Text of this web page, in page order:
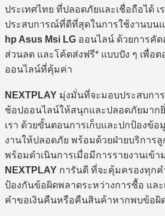
ประเทศไทย ที่ปลอดภัยและเชื่อถือได้ เ
ประสบการณ์ที่ดีที่สุดในการใช้งานบน
hp Asus Msi LG ออนไลน์ ด้วยการคั
ส่วนลด และโค้ดส่งฟรี* แบบปัง ๆ เพื่อต
ออนไลน์ที่คุ้มค่า
NEXTPLAY มุ่งมั่นที่จะมอบประสบก
ช้อปออนไลน์ให้สนุกและปลอดภัยมาก
เรา ด้วยขั้นตอนการเก็บและปกป้องข้
งานให้ปลอดภัย พร้อมด้วยฝ่ายบริการ
พร้อมดำเนินการเมื่อมีการรายงานเข้า
NEXTPLAY การันตี ที่จะคุ้มครองทุกค
ป้องกันข้อผิดพลาดระหว่างการซื้อ แล
คำขอเงินคืนหรือคืนสินค้าหากพบข้อผิ